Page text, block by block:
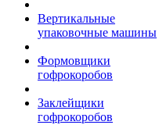
Вертикальные
упаковочные машины
Формовщики
гофрокоробов
Заклейщики
гофрокоробов